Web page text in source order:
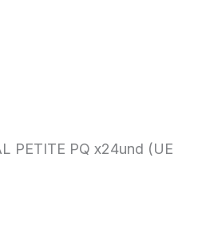
PETITE PQ x24und (UE